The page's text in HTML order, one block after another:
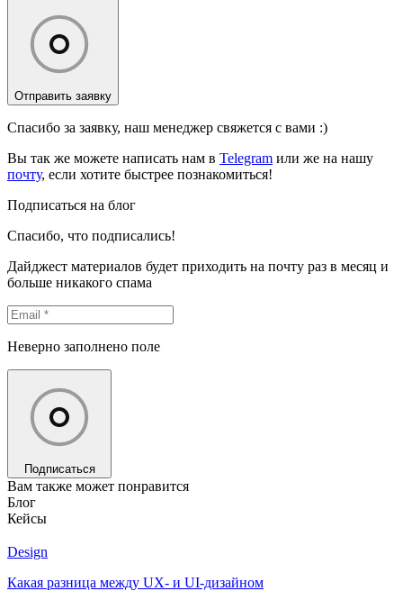
Отправить заявку
Спасибо за заявку, наш менеджер свяжется с вами :)
Вы так же можете написать нам в Telegram или же на нашу
почту, если хотите быстрее познакомиться!
Подписаться на блог
Спасибо, что подписались!
Дайджест материалов будет приходить на почту раз в месяц и
больше никакого спама
Неверно заполнено поле
Подписаться
Вам также может понравится
Блог
Кейсы
Design
Какая разница между UX- и UI-дизайном